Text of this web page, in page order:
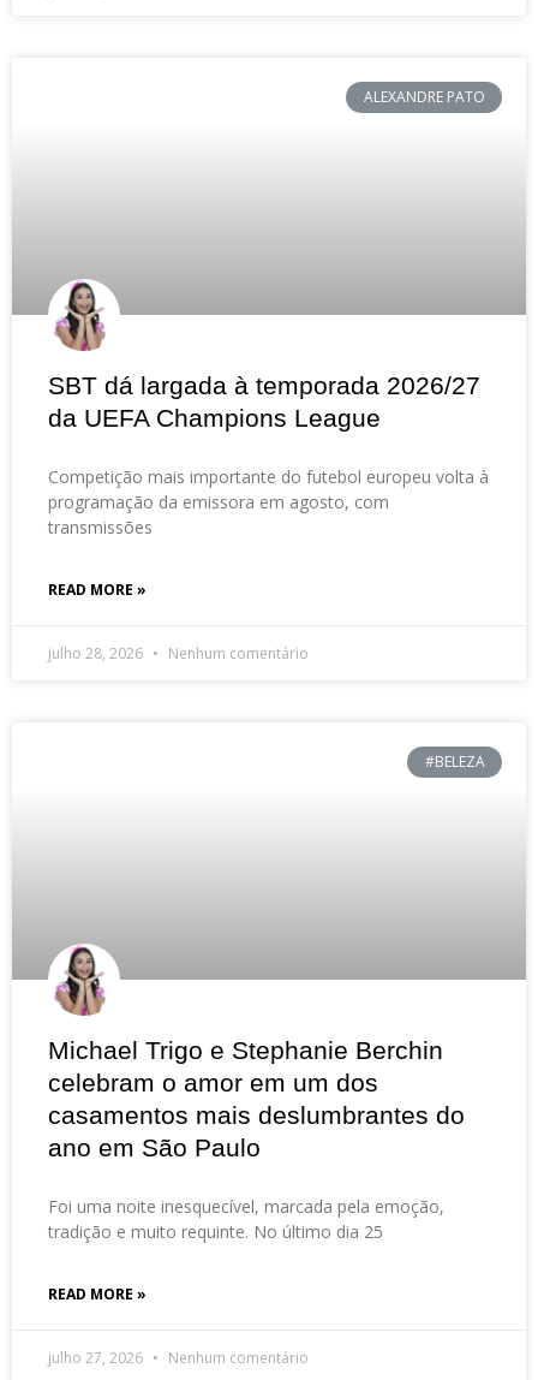
ALEXANDRE PATO
SBT dá largada à temporada 2026/27
da UEFA Champions League
Competição mais importante do futebol europeu volta à
programação da emissora em agosto, com
transmissões
READ MORE »
julho 28, 2026 Nenhum comentário
#BELEZA
Michael Trigo e Stephanie Berchin
celebram o amor em um dos
casamentos mais deslumbrantes do
ano em São Paulo
Foi uma noite inesquecível, marcada pela emoção,
tradição e muito requinte. No último dia 25
READ MORE »
julho 27, 2026 Nenhum comentário